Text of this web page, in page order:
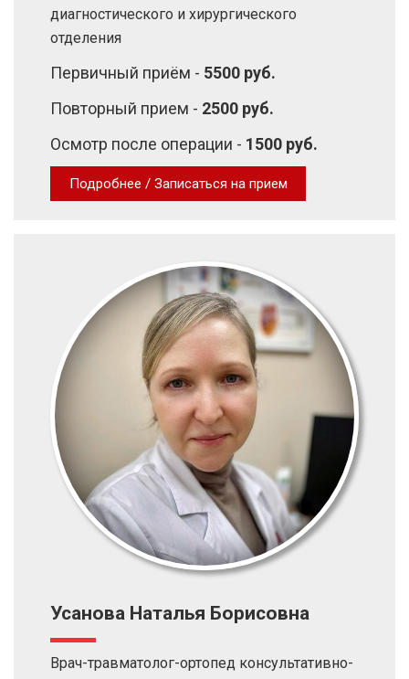
диагностического и хирургического
отделения
Первичный приём - 5500 руб.
Повторный прием - 2500 руб.
Осмотр после операции - 1500 руб.
Подробнее / Записаться на прием
Усанова Наталья Борисовна
Врач-травматолог-ортопед консультативно-